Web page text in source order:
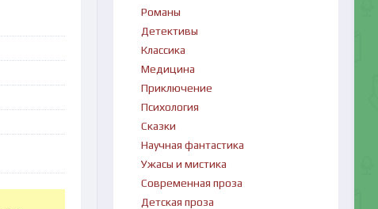
Романы
Детективы
Классика
Медицина
Приключение
Психология
Сказки
Научная фантастика
Ужасы и мистика
Современная проза
Детская проза